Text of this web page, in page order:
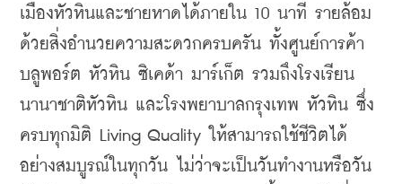
เมืองหัวหินและชายหาดได้ภายใน 10 นาที รายล้อม
ด้วยสิ่งอำนวยความสะดวกครบครัน ทั้งศูนย์การค้า
บลูพอร์ต หัวหิน ซิเคด้า มาร์เก็ต รวมถึงโรงเรียน
นานาชาติหัวหิน และโรงพยาบาลกรุงเทพ หัวหิน ซึ่ง
ครบทุกมิติ Living Quality ให้สามารถใช้ชีวิตได้
อย่างสมบูรณ์ในทุกวัน ไม่ว่าจะเป็นวันทำงานหรือวัน